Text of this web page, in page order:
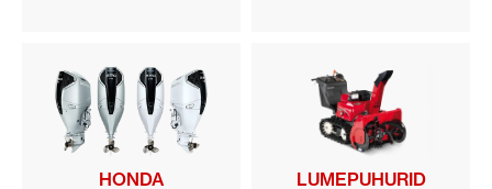
HONDA
LUMEPUHURID